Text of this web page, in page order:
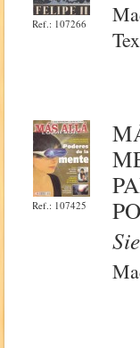
Ref.: 107266
Ref.: 107425